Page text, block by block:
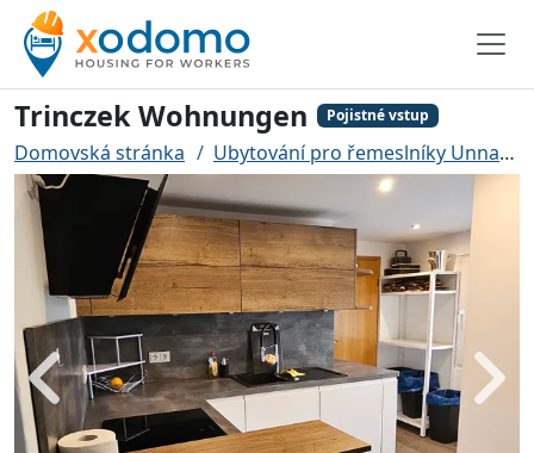
Trinczek Wohnungen Pojistné vstup
Domovská stránka Ubytování pro řemeslníky Unna
Zadní Dále